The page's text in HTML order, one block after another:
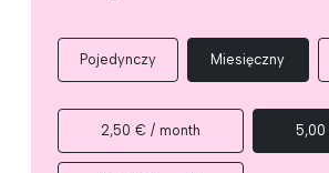
Pojedynczy Miesięczny
2,50 € / month 5,00